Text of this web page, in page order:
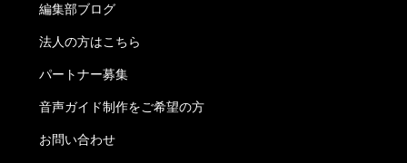
編集部ブログ
法人の方はこちら
パートナー募集
音声ガイド制作をご希望の方
お問い合わせ